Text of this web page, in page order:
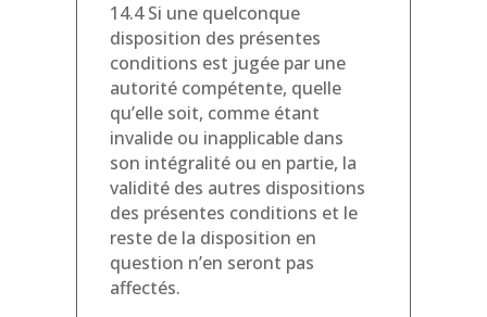
14.4 Si une quelconque
disposition des présentes
conditions est jugée par une
autorité compétente, quelle
qu’elle soit, comme étant
invalide ou inapplicable dans
son intégralité ou en partie, la
validité des autres dispositions
des présentes conditions et le
reste de la disposition en
question n’en seront pas
affectés.